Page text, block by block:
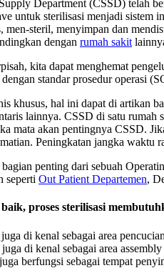
Department (CSSD) telah
untuk sterilisasi menjadi sistem
men-steril, menyimpan dan
dengan rumah sakit
kita dapat menghemat
standar prosedur operasi
khusus, hal ini dapat di artikan
lainnya. CSSD di satu
mata akan pentingnya CSSD.
Peningkatan jangka
penting dari sebuah
seperti Out Patient Departemen,
proses sterilisasi
di kenal sebagai area pencucian
di kenal sebagai area
berfungsi sebagai tempat